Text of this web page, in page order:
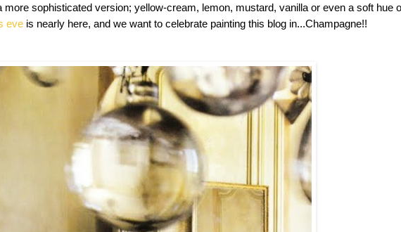
more sophisticated version; yellow-cream, lemon, mustard, vanilla or even a soft hue
eve is nearly here, and we want to celebrate painting this blog in...Champagne!!